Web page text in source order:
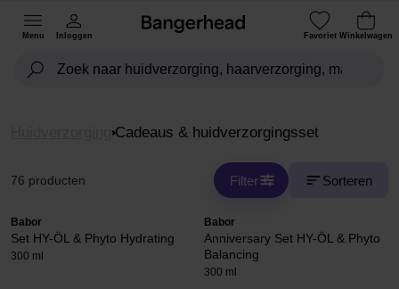
Menu Inloggen Favoriet Winkelwagen
Cadeaus & huidverzorgingsset
76 producten Filter Sorteren
Babor
Set HY-ÖL & Phyto Hydrating
300 ml
Babor
Anniversary Set HY-ÖL & Phyto
Balancing
300 ml